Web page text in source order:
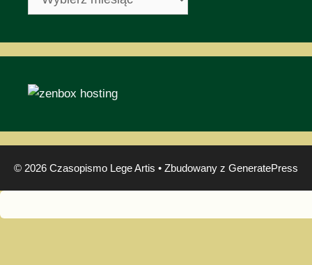
© 2026 Czasopismo Lege Artis • Zbudowany z GeneratePress